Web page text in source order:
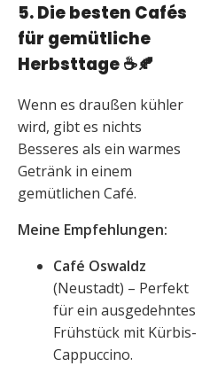
5. Die besten Cafés
für gemütliche
Herbsttage☕🍂
Wenn es draußen kühler
wird, gibt es nichts
Besseres als ein warmes
Getränk in einem
gemütlichen Café.
Meine Empfehlungen:
Café Oswaldz
(Neustadt) – Perfekt
für ein ausgedehntes
Frühstück mit Kürbis-
Cappuccino.